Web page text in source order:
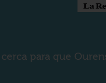
para que